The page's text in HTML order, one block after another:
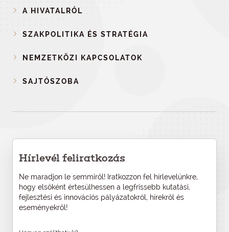
A HIVATALRÓL
SZAKPOLITIKA ÉS STRATÉGIA
NEMZETKÖZI KAPCSOLATOK
SAJTÓSZOBA
Hírlevél feliratkozás
Ne maradjon le semmiről! Iratkozzon fel hírlevelünkre,
hogy elsőként értesülhessen a legfrissebb kutatási,
fejlesztési és innovációs pályázatokról, hírekről és
eseményekről!